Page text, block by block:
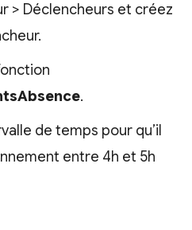
> Déclencheurs et créez
.
de temps pour qu’il
entre 4h et 5h